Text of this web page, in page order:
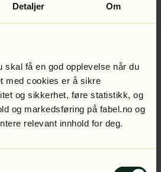
Detaljer Om
skal få en god opplevelse når du
med cookies er å sikre
og sikkerhet, føre statistikk, og
og markedsføring på fabel.no og
relevant innhold for deg.